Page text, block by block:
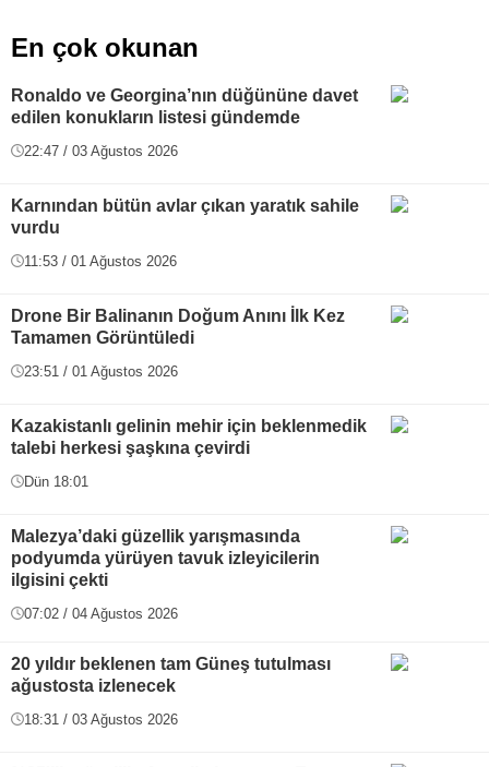
En çok okunan
Ronaldo ve Georgina’nın düğününe davet
edilen konukların listesi gündemde
22:47 / 03 Ağustos 2026
Karnından bütün avlar çıkan yaratık sahile
vurdu
11:53 / 01 Ağustos 2026
Drone Bir Balinanın Doğum Anını İlk Kez
Tamamen Görüntüledi
23:51 / 01 Ağustos 2026
Kazakistanlı gelinin mehir için beklenmedik
talebi herkesi şaşkına çevirdi
Dün 18:01
Malezya’daki güzellik yarışmasında
podyumda yürüyen tavuk izleyicilerin
ilgisini çekti
07:02 / 04 Ağustos 2026
20 yıldır beklenen tam Güneş tutulması
ağustosta izlenecek
18:31 / 03 Ağustos 2026